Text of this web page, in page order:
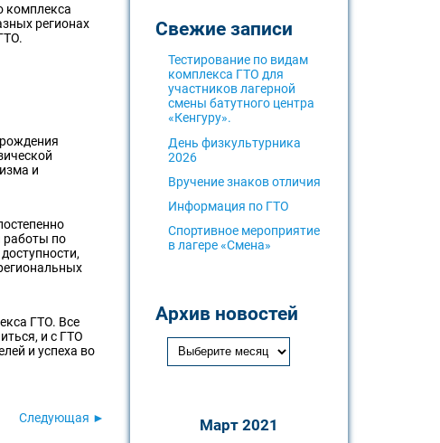
комплекса
регионах
и
работы по
ГТО. Все
и с ГТО
и успеха во
Следующая ►
Свежие записи
Тестирование по видам
комплекса ГТО для
участников лагерной
смены батутного центра
«Кенгуру».
День физкультурника
2026
Вручение знаков отличия
Информация по ГТО
Спортивное мероприятие
в лагере «Смена»
Архив новостей
Март 2021